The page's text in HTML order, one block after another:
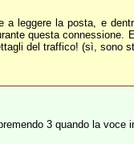
a leggere la posta, e
questa connessione.
del traffico! (sì, sono
3 quando la